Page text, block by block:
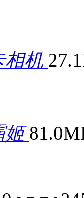
相机
姬